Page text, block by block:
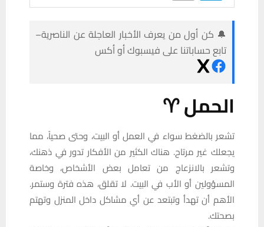
🔔 كن أول من يعرف الأخبار العاجلة عن الناصرية–
تابع حساباتنا على فيسبوك أو أكس
الحمل ♈
تشعر بالضغط سواء في العمل أو البيت، وحتى صحياً، مما
يجعلك غير مرتاح. هناك الكثير من الأفكار تدور في ذهنك،
وتشعر بالانزعاج من تعامل بعض الأشخاص، وخاصة
المسؤولين أو الأب في البيت. لا تقلق، هذه فترة وستمر.
الأهم أن تهدأ وتبتعد عن أي مشاكل داخل المنزل وتهتم
بصحتك.